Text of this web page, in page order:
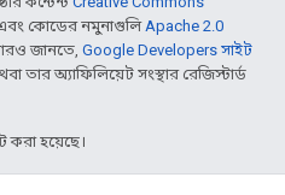
কোডের নমুনাগুলিApache 2.0
জানতে, Google Developers সাইট
তার অ্যাফিলিয়েট সংস্থার রেজিস্টার্ড
হয়েছে।